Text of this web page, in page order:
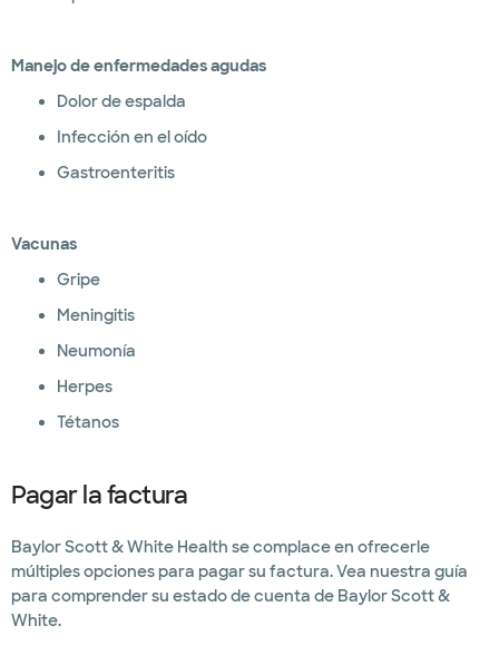
Manejo de enfermedades agudas
Dolor de espalda
Infección en el oído
Gastroenteritis
Vacunas
Gripe
Meningitis
Neumonía
Herpes
Tétanos
Pagar la factura
Baylor Scott & White Health se complace en ofrecerle
múltiples opciones para pagar su factura. Vea nuestra guía
para comprender su estado de cuenta de Baylor Scott &
White.